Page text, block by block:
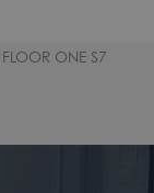
FLOOR ONE S7